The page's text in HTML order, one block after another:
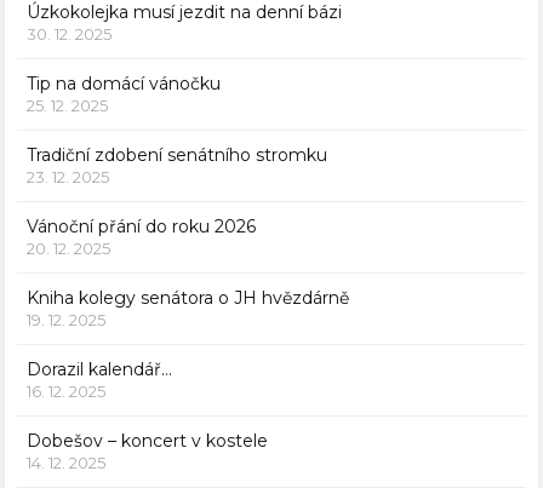
Úzkokolejka musí jezdit na denní bázi
30. 12. 2025
Tip na domácí vánočku
25. 12. 2025
Tradiční zdobení senátního stromku
23. 12. 2025
Vánoční přání do roku 2026
20. 12. 2025
Kniha kolegy senátora o JH hvězdárně
19. 12. 2025
Dorazil kalendář…
16. 12. 2025
Dobešov – koncert v kostele
14. 12. 2025